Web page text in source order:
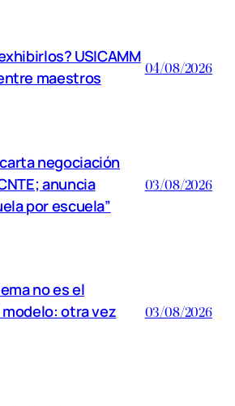
USICAMM
maestros
04/08/2026
negociación
anuncia
por escuela”
03/08/2026
no es el
otra vez
03/08/2026